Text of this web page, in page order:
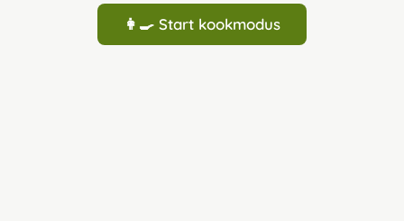
👩‍🍳 Start kookmodus